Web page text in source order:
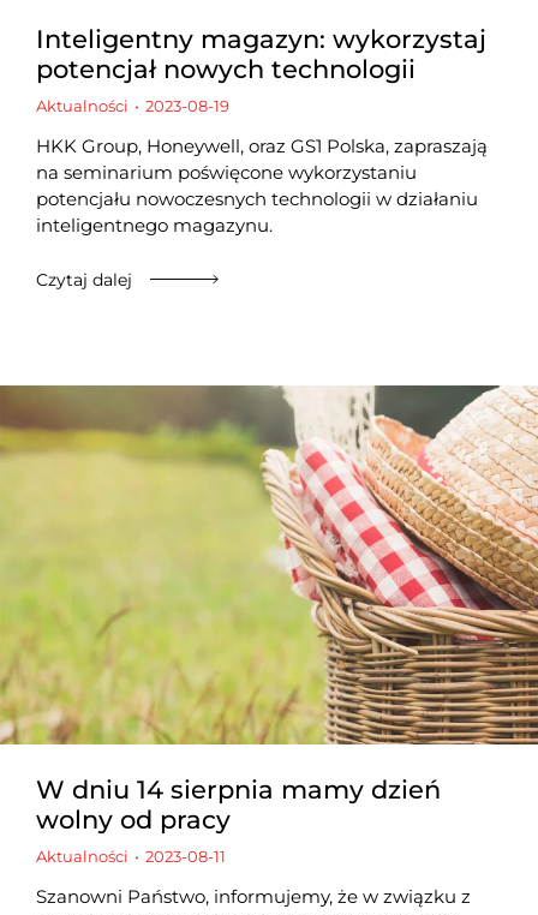
Inteligentny magazyn: wykorzystaj
potencjał nowych technologii
Aktualności 2023-08-19
HKK Group, Honeywell, oraz GS1 Polska, zapraszają
na seminarium poświęcone wykorzystaniu
potencjału nowoczesnych technologii w działaniu
inteligentnego magazynu.
Czytaj dalej
W dniu 14 sierpnia mamy dzień
wolny od pracy
Aktualności 2023-08-11
Szanowni Państwo, informujemy, że w związku z